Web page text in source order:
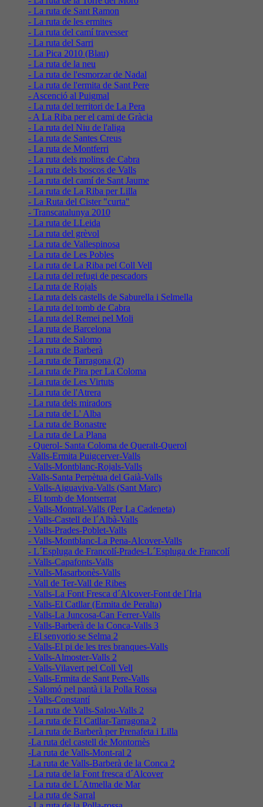
- La ruta de Sant Ramon
- La ruta de les ermites
- La ruta del camí travesser
- La ruta del Sarri
- La Pica 2010 (Blau)
- La ruta de la neu
- La ruta de l'esmorzar de Nadal
- La ruta de l'ermita de Sant Pere
- Ascenció al Puigmal
- La ruta del territori de La Pera
- A La Riba per el cami de Gràcia
- La ruta del Niu de l'aliga
- La ruta de Santes Creus
- La ruta de Montferri
- La ruta dels molins de Cabra
- La ruta dels boscos de Valls
- La ruta del camí de Sant Jaume
- La ruta de La Riba per Lilla
- La Ruta del Cister "curta"
- Transcatalunya 2010
- La ruta de LLeida
- La ruta del grèvol
- La ruta de Vallespinosa
- La ruta de Les Pobles
- La ruta de La Riba pel Coll Vell
- La ruta del refugi de pescadors
- La ruta de Rojals
- La ruta dels castells de Saburella i Selmella
- La ruta del tomb de Cabra
- La ruta del Remei pel Moli
- La ruta de Barcelona
- La ruta de Salomo
- La ruta de Barberà
- La ruta de Tarragona (2)
- La ruta de Pira per La Coloma
- La ruta de Les Virtuts
- La ruta de l'Atrera
- La ruta dels miradors
- La ruta de L' Alba
- La ruta de Bonastre
- La ruta de La Plana
- Querol- Santa Coloma de Queralt-Querol
-Valls-Ermita Puigcerver-Valls
- Valls-Montblanc-Rojals-Valls
-Valls-Santa Perpètua del Gaià-Valls
- Valls-Aiguaviva-Valls (Sant Marc)
- El tomb de Montserrat
- Valls-Montral-Valls (Per La Cadeneta)
- Valls-Castell de l´Albà-Valls
- Valls-Prades-Poblet-Valls
- Valls-Montblanc-La Pena-Alcover-Valls
- L´Espluga de Francolí-Prades-L´Espluga de Francolí
- Valls-Capafonts-Valls
- Valls-Masarbonès-Valls
- Vall de Ter-Vall de Ribes
- Valls-La Font Fresca d´Alcover-Font de l´Irla
- Valls-El Catllar (Ermita de Peralta)
- Valls-La Juncosa-Can Ferrer-Valls
- Valls-Barberà de la Conca-Valls 3
- El senyorio se Selma 2
- Valls-El pi de les tres branques-Valls
- Valls-Almoster-Valls 2
- Valls-Vilavert pel Coll Vell
- Valls-Ermita de Sant Pere-Valls
- Salomó pel pantà i la Polla Rossa
- Valls-Constantí
- La ruta de Valls-Salou-Valls 2
- La ruta de El Catllar-Tarragona 2
- La ruta de Barberà per Prenafeta i Lilla
-La ruta del castell de Montornès
-La ruta de Valls-Mont-ral 2
-La ruta de Valls-Barberà de la Conca 2
- La ruta de la Font fresca d´Alcover
- La ruta de L´Atmella de Mar
- La ruta de Sarral